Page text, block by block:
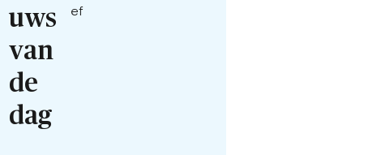
uws
van
de
dag
ef